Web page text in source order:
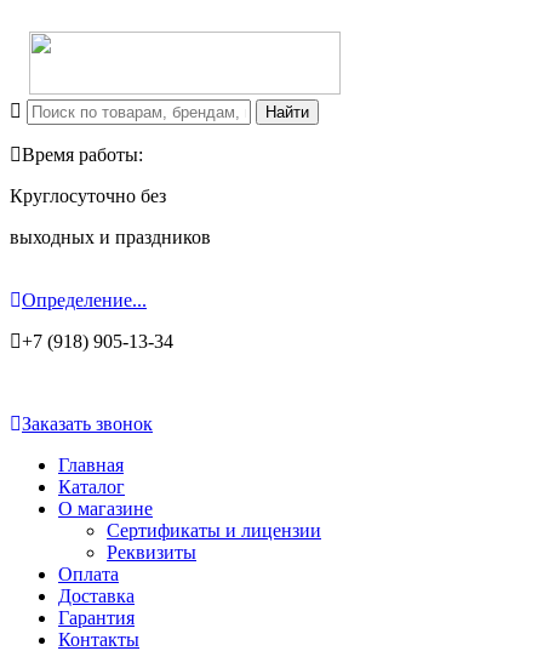
Время работы:
Круглосуточно без
выходных и праздников
Определение...
+7 (918) 905-13-34
Заказать звонок
Главная
Каталог
О магазине
Сертификаты и лицензии
Реквизиты
Оплата
Доставка
Гарантия
Контакты